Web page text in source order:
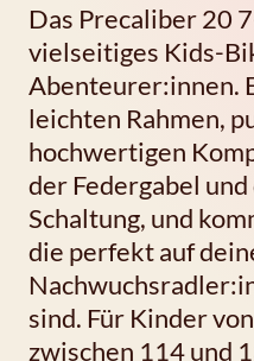
Das Precaliber 20
vielseitiges Kids-
Abenteurer:innen.
leichten Rahmen,
hochwertigen
der Federgabel
Schaltung, und
die perfekt auf
sind. Für Kinder
zwischen 114 und